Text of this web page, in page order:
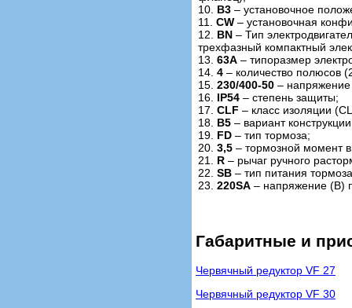
10. B3 – установочное
11. CW – установочная
12. BN – Тип
трехфазный компактный
13. 63A – типоразмер
14. 4 – количество полюсов
15. 230/400-50 – напряжение
16. IP54 – степень защиты;
17. CLF – класс изоляции
18. B5 – вариант
19. FD – тип тормоза;
20. 3,5 – тормозной момент
21. R – рычаг ручного
22. SB – тип питания
23. 220SA – напряжение (В)
Габаритные и
Червячный редуктор VF 27
Червячный редуктор VF 30